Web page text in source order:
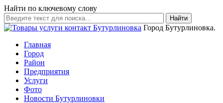
Найти по ключевому слову
Найти
Город Бутурлиновка.
Главная
Город
Район
Предприятия
Услуги
Фото
Новости Бутурлиновки